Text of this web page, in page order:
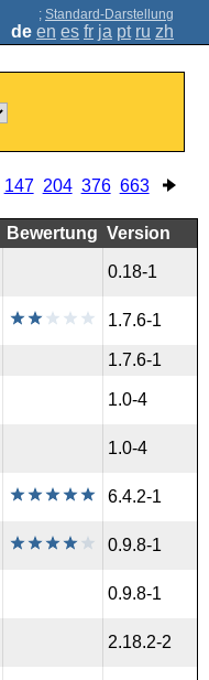
; Standard-Darstellung
de en es fr ja pt ru zh
147 204 376 663
Bewertung Version
0.18-1
1.7.6-1
1.7.6-1
1.0-4
1.0-4
6.4.2-1
0.9.8-1
0.9.8-1
2.18.2-2